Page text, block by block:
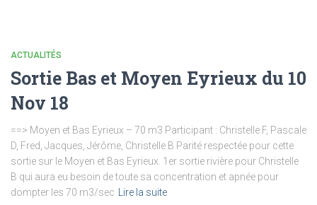
ACTUALITÉS
Sortie Bas et Moyen Eyrieux du 10
Nov 18
==> Moyen et Bas Eyrieux – 70 m3 Participant : Christelle F, Pascale
D, Fred, Jacques, Jérôme, Christelle B Parité respectée pour cette
sortie sur le Moyen et Bas Eyrieux. 1er sortie rivière pour Christelle
B qui aura eu besoin de toute sa concentration et apnée pour
dompter les 70 m3/sec
Lire la suite